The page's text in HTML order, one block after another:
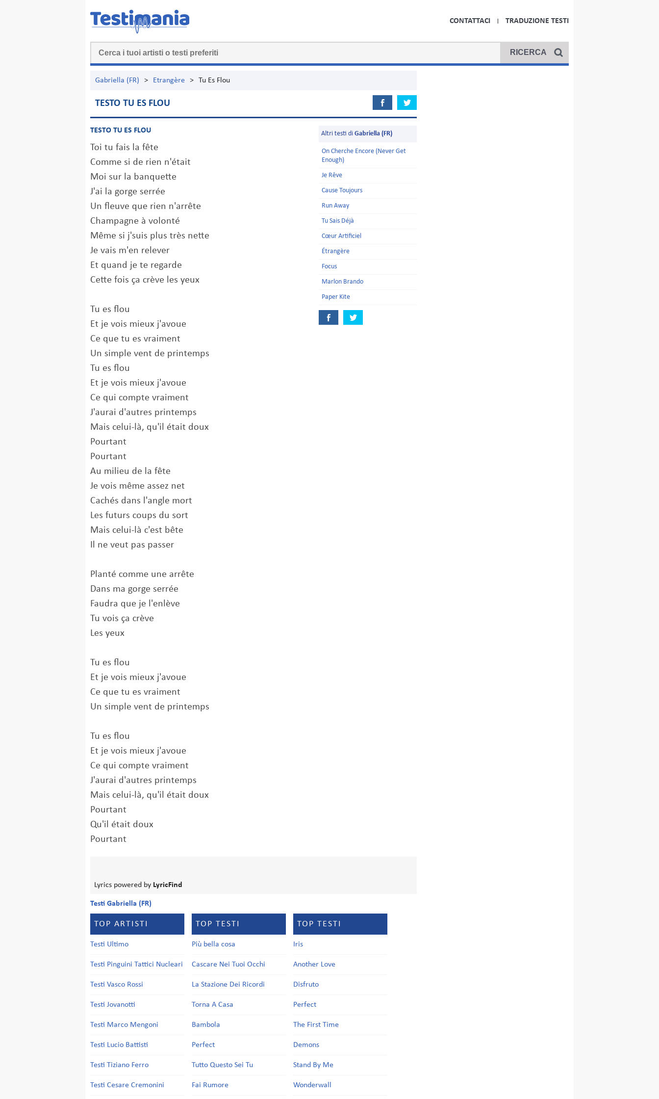
CONTATTACI TRADUZIONE TESTI
Gabriella (FR) > Etrangère > Tu Es Flou
TESTO TU ES FLOU
TESTO TU ES FLOU
Toi tu fais la fête
Comme si de rien n'était
Moi sur la banquette
J'ai la gorge serrée
Un fleuve que rien n'arrête
Champagne à volonté
Même si j'suis plus très nette
Je vais m'en relever
Et quand je te regarde
Cette fois ça crève les yeux
Tu es flou
Et je vois mieux j'avoue
Ce que tu es vraiment
Un simple vent de printemps
Tu es flou
Et je vois mieux j'avoue
Ce qui compte vraiment
J'aurai d'autres printemps
Mais celui-là, qu'il était doux
Pourtant
Pourtant
Au milieu de la fête
Je vois même assez net
Cachés dans l'angle mort
Les futurs coups du sort
Mais celui-là c'est bête
Il ne veut pas passer
Planté comme une arrête
Dans ma gorge serrée
Faudra que je l'enlève
Tu vois ça crève
Les yeux
Tu es flou
Et je vois mieux j'avoue
Ce que tu es vraiment
Un simple vent de printemps
Tu es flou
Et je vois mieux j'avoue
Ce qui compte vraiment
J'aurai d'autres printemps
Mais celui-là, qu'il était doux
Pourtant
Qu'il était doux
Pourtant
Altri testi di Gabriella (FR)
On Cherche Encore (Never Get
Enough)
Je Rêve
Cause Toujours
Run Away
Tu Sais Déjà
Cœur Artificiel
Étrangère
Focus
Marlon Brando
Paper Kite
Lyrics powered by LyricFind
Testi Gabriella (FR)
TOP ARTISTI
Testi Ultimo
Testi Pinguini Tattici Nucleari
Testi Vasco Rossi
Testi Jovanotti
Testi Marco Mengoni
Testi Lucio Battisti
Testi Tiziano Ferro
Testi Cesare Cremonini
TOP TESTI
Più bella cosa
Cascare Nei Tuoi Occhi
La Stazione Dei Ricordi
Torna A Casa
Bambola
Perfect
Tutto Questo Sei Tu
Fai Rumore
TOP TESTI
Iris
Another Love
Disfruto
Perfect
The First Time
Demons
Stand By Me
Wonderwall